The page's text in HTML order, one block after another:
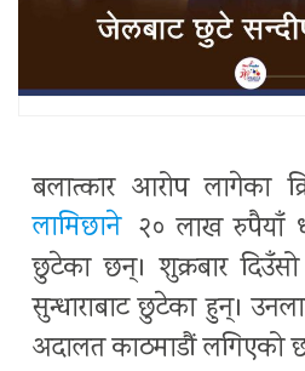
बलात्कार आरोप लागेका
लामिछाने २० लाख रुपैयाँ
छुटेका छन्। शुक्रबार दिउँसो
सुन्धाराबाट छुटेका हुन्।
अदालत काठमाडौं लगिएको